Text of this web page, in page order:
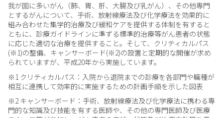
我が国に多いがん（肺、胃、肝、大腸及び乳がん）、その他専門
とするがんについて、手術、放射線療法及び化学療法を効果的に
組み合わせた集学的治療及び緩和ケアを提供する体制を有すると
ともに、診療ガイドラインに準ずる標準的治療等がん患者の状態
に応じた適切な治療を提供すること。そして、クリティカルパス
(※1)の整備、キャンサーボード(※2)の設置と定期的な開催が求め
られていますが、平成20年から実施しています。
※1 クリティカルパス：入院から退院までの診療を各部門や職種が
相互に連携して効率的に実施するための計画手順を示した図表
※2 キャンサーボード：手術、放射線療法及び化学療法に携わる専
門的な知識及び技能を有する医師や、その他の専門医師及び医療